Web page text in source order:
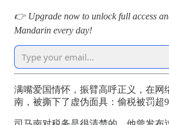
👉 Upgrade now to unlock full access
Mandarin every day!
满嘴爱国情怀，振臂高呼正义，在网
南，被撕下了虚伪面具：偷税被罚超